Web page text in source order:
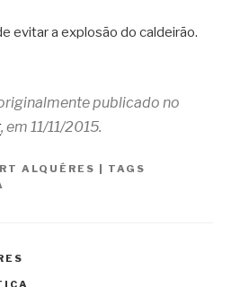
evitar a explosão do caldeirão.
publicado no
, em 11/11/2015.
ALQUÉRES | TAGS